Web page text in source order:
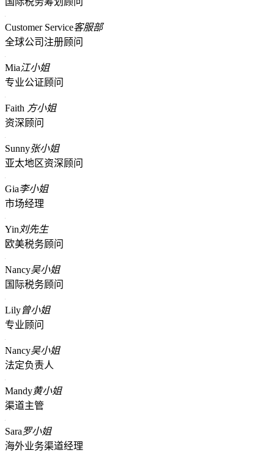
Customer Service客服部
全球公司注册顾问
Mia江小姐
专业公证顾问
Faith 方小姐
资深顾问
Sunny张小姐
亚太地区资深顾问
Gia李小姐
市场经理
Yin 刘先生
欧美税务顾问
Nancy吴小姐
国际税务顾问
Lily曾小姐
专业顾问
Nancy吴小姐
法定负责人
Mandy黄小姐
渠道主管
Sara罗小姐
海外业务渠道经理